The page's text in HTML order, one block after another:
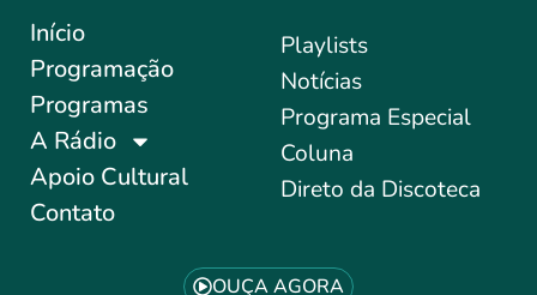
Início
Programação
Programas
A Rádio
Apoio Cultural
Contato
Playlists
Notícias
Programa Especial
Coluna
Direto da Discoteca
OUÇA AGORA